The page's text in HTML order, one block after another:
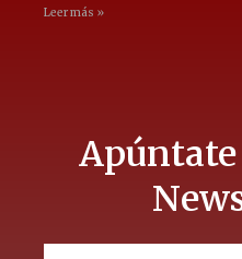
Leer más »